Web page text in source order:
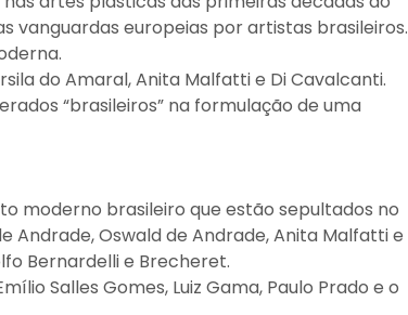
vanguardas europeias por artistas brasileiros.
do Amaral, Anita Malfatti e Di Cavalcanti.
“brasileiros” na formulação de uma
moderno brasileiro que estão sepultados no
Andrade, Oswald de Andrade, Anita Malfatti e
Bernardelli e Brecheret.
Salles Gomes, Luiz Gama, Paulo Prado e o